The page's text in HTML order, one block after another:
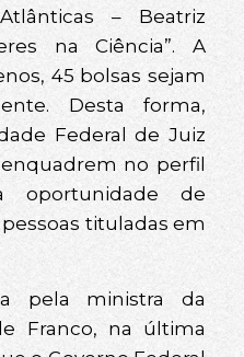
– Beatriz
na Ciência”. A
45 bolsas sejam
Desta forma,
Federal de Juiz
no perfil
oportunidade de
tituladas em
pela ministra da
Franco, na última